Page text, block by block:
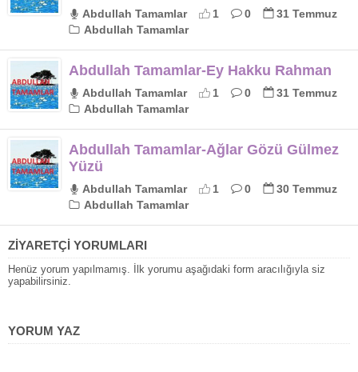
Abdullah Tamamlar 1 0
31 Temmuz
Abdullah Tamamlar
Abdullah Tamamlar-Ey Hakku Rahman
Abdullah Tamamlar 1 0
31 Temmuz
Abdullah Tamamlar
Abdullah Tamamlar-Ağlar Gözü Gülmez
Yüzü
Abdullah Tamamlar 1 0
30 Temmuz
Abdullah Tamamlar
ZİYARETÇİ YORUMLARI
Henüz yorum yapılmamış. İlk yorumu aşağıdaki form aracılığıyla siz
yapabilirsiniz.
YORUM YAZ